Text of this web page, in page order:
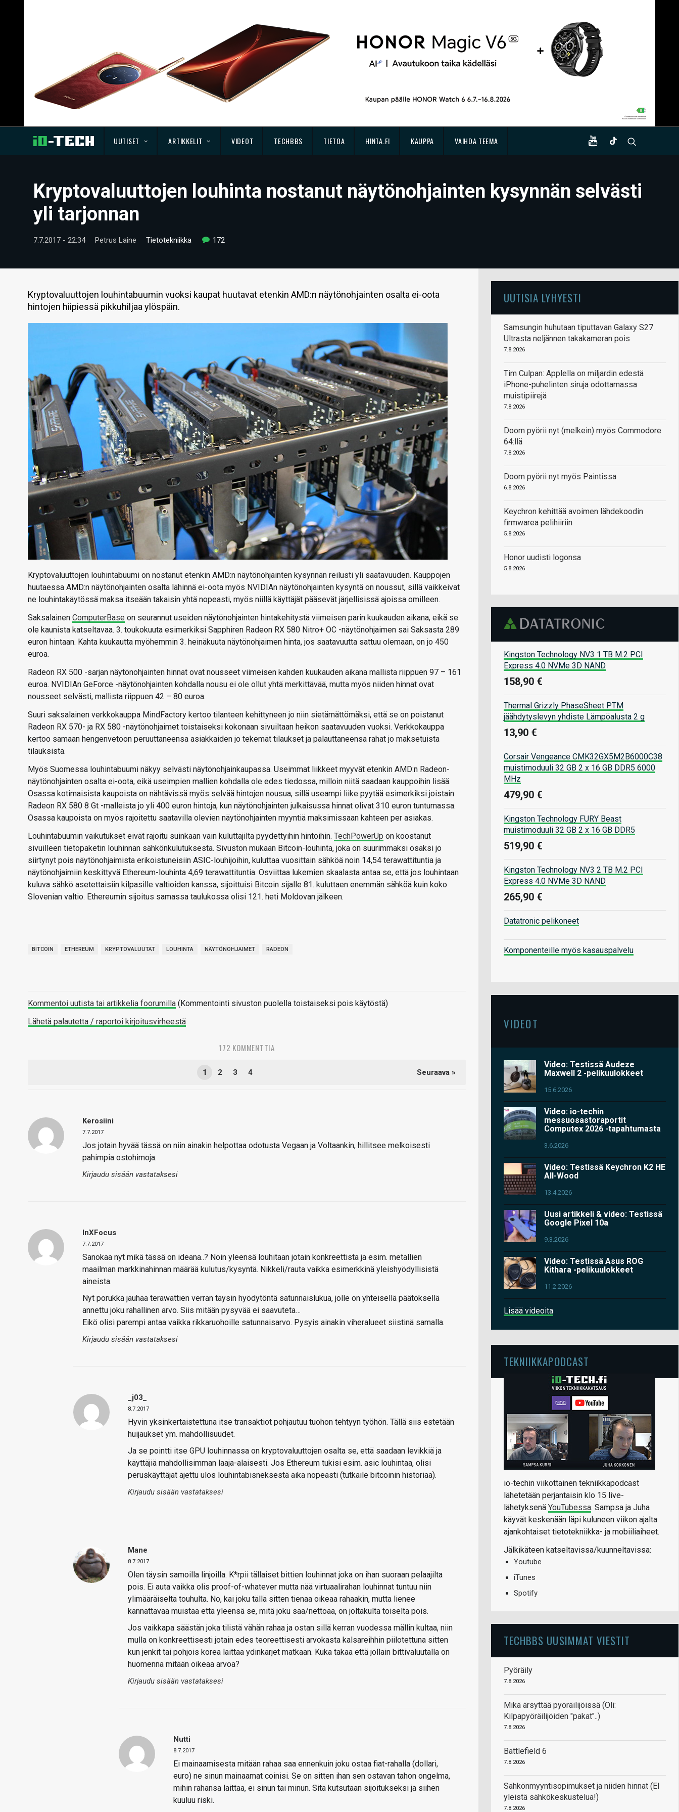
UUTISET ARTIKKELIT VIDEOT TECHBBS TIETOA HINTA.FI KAUPPA VAIHDA TEEMA
Kryptovaluuttojen louhinta nostanut näytönohjainten kysynnän selvästi
yli tarjonnan
7.7.2017 - 22:34 Petrus Laine Tietotekniikka 172
Kryptovaluuttojen louhintabuumin vuoksi kaupat huutavat etenkin AMD:n näytönohjainten osalta ei-oota
hintojen hiipiessä pikkuhiljaa ylöspäin.
Kryptovaluuttojen louhintabuumi on nostanut etenkin AMD:n näytönohjainten kysynnän reilusti yli saatavuuden. Kauppojen
huutaessa AMD:n näytönohjainten osalta lähinnä ei-oota myös NVIDIAn näytönohjainten kysyntä on noussut, sillä vaikkeivat
ne louhintakäytössä maksa itseään takaisin yhtä nopeasti, myös niillä käyttäjät pääsevät järjellisissä ajoissa omilleen.
Saksalainen ComputerBase on seurannut useiden näytönohjainten hintakehitystä viimeisen parin kuukauden aikana, eikä se
ole kaunista katseltavaa. 3. toukokuuta esimerkiksi Sapphiren Radeon RX 580 Nitro+ OC -näytönohjaimen sai Saksasta 289
euron hintaan. Kahta kuukautta myöhemmin 3. heinäkuuta näytönohjaimen hinta, jos saatavuutta sattuu olemaan, on jo 450
euroa.
Radeon RX 500 -sarjan näytönohjainten hinnat ovat nousseet viimeisen kahden kuukauden aikana mallista riippuen 97 – 161
euroa. NVIDIAn GeForce -näytönohjainten kohdalla nousu ei ole ollut yhtä merkittävää, mutta myös niiden hinnat ovat
nousseet selvästi, mallista riippuen 42 – 80 euroa.
Suuri saksalainen verkkokauppa MindFactory kertoo tilanteen kehittyneen jo niin sietämättömäksi, että se on poistanut
Radeon RX 570- ja RX 580 -näytönohjaimet toistaiseksi kokonaan sivuiltaan heikon saatavuuden vuoksi. Verkkokauppa
kertoo samaan hengenvetoon peruuttaneensa asiakkaiden jo tekemät tilaukset ja palauttaneensa rahat jo maksetuista
tilauksista.
Myös Suomessa louhintabuumi näkyy selvästi näytönohjainkaupassa. Useimmat liikkeet myyvät etenkin AMD:n Radeon-
näytönohjainten osalta ei-oota, eikä useimpien mallien kohdalla ole edes tiedossa, milloin niitä saadaan kauppoihin lisää.
Osassa kotimaisista kaupoista on nähtävissä myös selvää hintojen nousua, sillä useampi liike pyytää esimerkiksi joistain
Radeon RX 580 8 Gt -malleista jo yli 400 euron hintoja, kun näytönohjainten julkaisussa hinnat olivat 310 euron tuntumassa.
Osassa kaupoista on myös rajoitettu saatavilla olevien näytönohjainten myyntiä maksimissaan kahteen per asiakas.
Louhintabuumin vaikutukset eivät rajoitu suinkaan vain kuluttajilta pyydettyihin hintoihin. TechPowerUp on koostanut
sivuilleen tietopaketin louhinnan sähkönkulutuksesta. Sivuston mukaan Bitcoin-louhinta, joka on suurimmaksi osaksi jo
siirtynyt pois näytönohjaimista erikoistuneisiin ASIC-louhijoihin, kuluttaa vuosittain sähköä noin 14,54 terawattituntia ja
näytönohjaimiin keskittyvä Ethereum-louhinta 4,69 terawattituntia. Osviittaa lukemien skaalasta antaa se, että jos louhintaan
kuluva sähkö asetettaisiin kilpasille valtioiden kanssa, sijoittuisi Bitcoin sijalle 81. kuluttaen enemmän sähköä kuin koko
Slovenian valtio. Ethereumin sijoitus samassa taulukossa olisi 121. heti Moldovan jälkeen.
BITCOIN ETHEREUM KRYPTOVALUUTAT LOUHINTA NÄYTÖNOHJAIMET RADEON
Kommentoi uutista tai artikkelia foorumilla (Kommentointi sivuston puolella toistaiseksi pois käytöstä)
Lähetä palautetta / raportoi kirjoitusvirheestä
172 KOMMENTTIA
1 2 3 4 Seuraava »
Kerosiini
7.7.2017
Jos jotain hyvää tässä on niin ainakin helpottaa odotusta Vegaan ja Voltaankin, hillitsee melkoisesti
pahimpia ostohimoja.
Kirjaudu sisään vastataksesi
InXFocus
7.7.2017
Sanokaa nyt mikä tässä on ideana..? Noin yleensä louhitaan jotain konkreettista ja esim. metallien
maailman markkinahinnan määrää kulutus/kysyntä. Nikkeli/rauta vaikka esimerkkinä yleishyödyllisistä
aineista.
Nyt porukka jauhaa terawattien verran täysin hyödytöntä satunnaislukua, jolle on yhteisellä päätöksellä
annettu joku rahallinen arvo. Siis mitään pysyvää ei saavuteta…
Eikö olisi parempi antaa vaikka rikkaruohoille satunnaisarvo. Pysyis ainakin viheralueet siistinä samalla.
Kirjaudu sisään vastataksesi
_j03_
8.7.2017
Hyvin yksinkertaistettuna itse transaktiot pohjautuu tuohon tehtyyn työhön. Tällä siis estetään
huijaukset ym. mahdollisuudet.
Ja se pointti itse GPU louhinnassa on kryptovaluuttojen osalta se, että saadaan levikkiä ja
käyttäjiä mahdollisimman laaja-alaisesti. Jos Ethereum tukisi esim. asic louhintaa, olisi
peruskäyttäjät ajettu ulos louhintabisneksestä aika nopeasti (tutkaile bitcoinin historiaa).
Kirjaudu sisään vastataksesi
Mane
8.7.2017
Olen täysin samoilla linjoilla. K*rpii tällaiset bittien louhinnat joka on ihan suoraan pelaajilta
pois. Ei auta vaikka olis proof-of-whatever mutta nää virtuaalirahan louhinnat tuntuu niin
ylimääräiseltä touhulta. No, kai joku tällä sitten tienaa oikeaa rahaakin, mutta lienee
kannattavaa muistaa että yleensä se, mitä joku saa/nettoaa, on joltakulta toiselta pois.
Jos vaikkapa säästän joka tilistä vähän rahaa ja ostan sillä kerran vuodessa mällin kultaa, niin
mulla on konkreettisesti jotain edes teoreettisesti arvokasta kalsareihhin piilotettuna sitten
kun jenkit tai pohjois korea laittaa ydinkärjet matkaan. Kuka takaa että jollain bittivaluutalla on
huomenna mitään oikeaa arvoa?
Kirjaudu sisään vastataksesi
Nutti
8.7.2017
Ei mainaamisesta mitään rahaa saa ennenkuin joku ostaa fiat-rahalla (dollari,
euro) ne sinun mainaamat coinisi. Se on sitten ihan sen ostavan tahon ongelma,
mihin rahansa laittaa, ei sinun tai minun. Sitä kutsutaan sijoitukseksi ja siihen
kuuluu riski.
UUTISIA LYHYESTI
Samsungin huhutaan tiputtavan Galaxy S27
Ultrasta neljännen takakameran pois
7.8.2026
Tim Culpan: Applella on miljardin edestä
iPhone-puhelinten siruja odottamassa
muistipiirejä
7.8.2026
Doom pyörii nyt (melkein) myös Commodore
64:llä
7.8.2026
Doom pyörii nyt myös Paintissa
6.8.2026
Keychron kehittää avoimen lähdekoodin
firmwarea pelihiiriin
5.8.2026
Honor uudisti logonsa
5.8.2026
Kingston Technology NV3 1 TB M.2 PCI
Express 4.0 NVMe 3D NAND
158,90 €
Thermal Grizzly PhaseSheet PTM
jäähdytyslevyn yhdiste Lämpöalusta 2 g
13,90 €
Corsair Vengeance CMK32GX5M2B6000C38
muistimoduuli 32 GB 2 x 16 GB DDR5 6000
MHz
479,90 €
Kingston Technology FURY Beast
muistimoduuli 32 GB 2 x 16 GB DDR5
519,90 €
Kingston Technology NV3 2 TB M.2 PCI
Express 4.0 NVMe 3D NAND
265,90 €
Datatronic pelikoneet
Komponenteille myös kasauspalvelu
VIDEOT
Video: Testissä Audeze
Maxwell 2 -pelikuulokkeet
15.6.2026
Video: io-techin
messuosastoraportit
Computex 2026 -tapahtumasta
3.6.2026
Video: Testissä Keychron K2 HE
All-Wood
13.4.2026
Uusi artikkeli & video: Testissä
Google Pixel 10a
9.3.2026
Video: Testissä Asus ROG
Kithara -pelikuulokkeet
11.2.2026
Lisää videoita
TEKNIIKKAPODCAST
io-techin viikottainen tekniikkapodcast
lähetetään perjantaisin klo 15 live-
lähetyksenä YouTubessa. Sampsa ja Juha
käyvät keskenään läpi kuluneen viikon ajalta
ajankohtaiset tietotekniikka- ja mobiiliaiheet.
Jälkikäteen katseltavissa/kuunneltavissa:
Youtube
iTunes
Spotify
TECHBBS UUSIMMAT VIESTIT
Pyöräily
7.8.2026
Mikä ärsyttää pyöräilijöissä (Oli:
Kilpapyöräilijöiden "pakat"..)
7.8.2026
Battlefield 6
7.8.2026
Sähkönmyyntisopimukset ja niiden hinnat (EI
yleistä sähkökeskustelua!)
7.8.2026